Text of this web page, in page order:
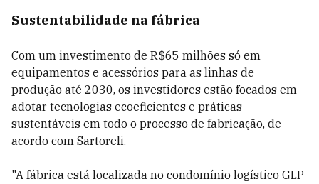
Sustentabilidade na fábrica
Com um investimento de R$65 milhões só em
equipamentos e acessórios para as linhas de
produção até 2030, os investidores estão focados em
adotar tecnologias ecoeficientes e práticas
sustentáveis em todo o processo de fabricação, de
acordo com Sartoreli.
"A fábrica está localizada no condomínio logístico GLP